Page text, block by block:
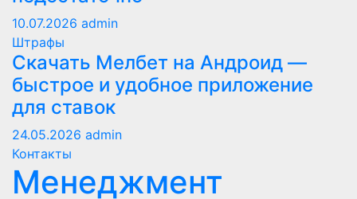
10.07.2026 admin
Штрафы
Скачать Мелбет на Андроид —
быстрое и удобное приложение
для ставок
24.05.2026 admin
Контакты
Менеджмент